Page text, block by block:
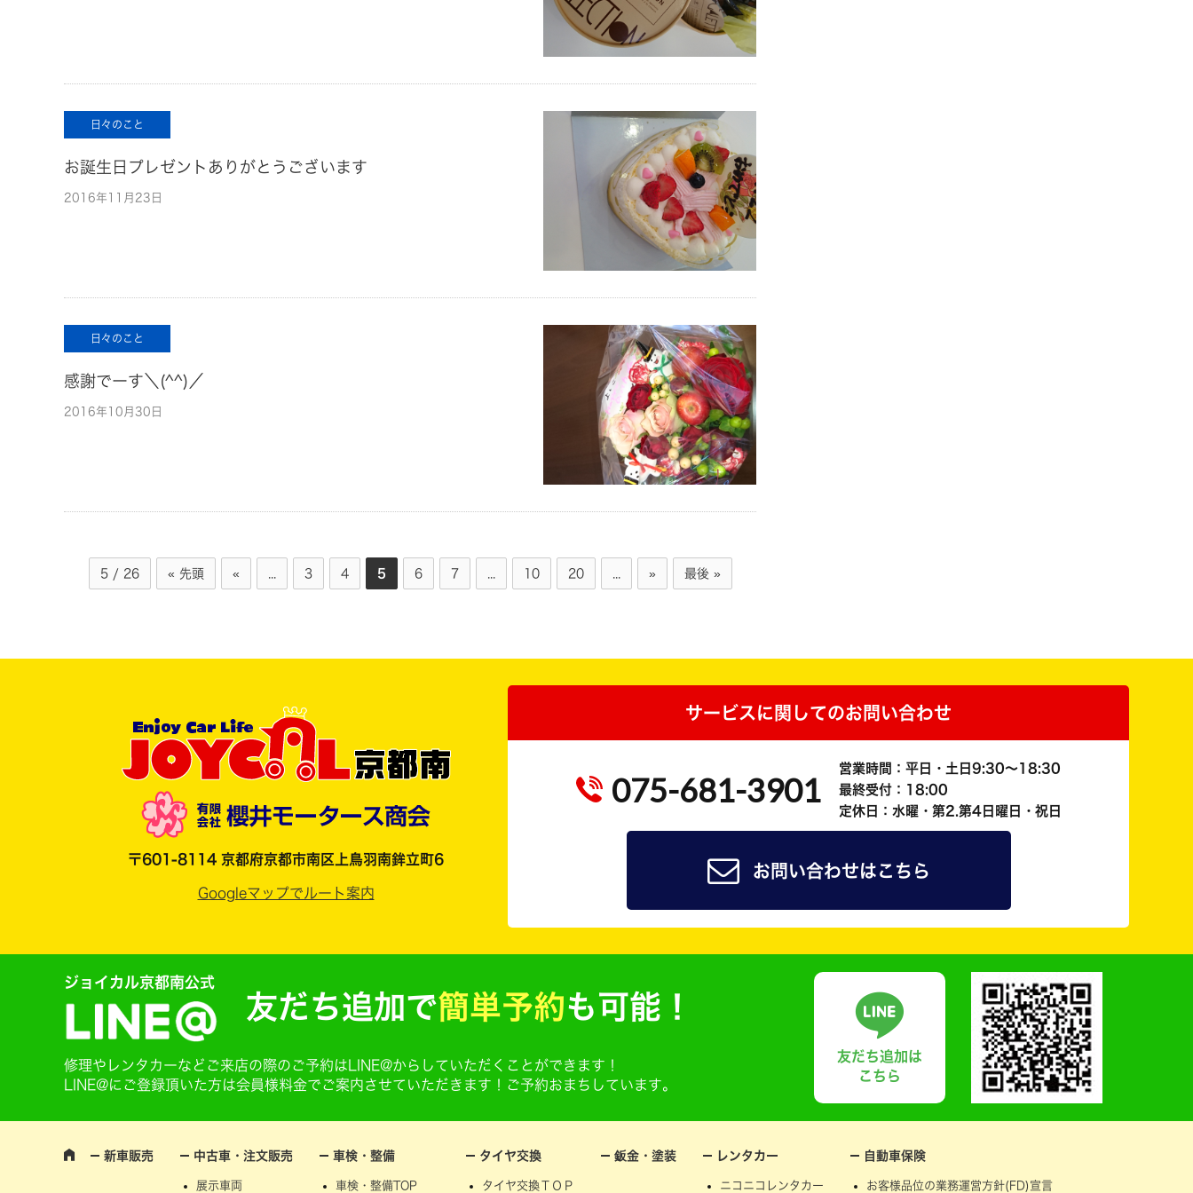
日々のこと
お誕生日プレゼントありがとうございます
2016年11月23日
日々のこと
感謝でーす＼(^^)／
2016年10月30日
5 / 26 « 先頭 « 3 4 5 6 7 10 20 » 最後 »
〒601-8114 京都府京都市南区上鳥羽南鉾立町6
Googleマップでルート案内
サービスに関してのお問い合わせ
075-681-3901
営業時間：平日・土日9:30～18:30
最終受付：18:00
定休日：水曜・第2.第4日曜日・祝日
お問い合わせはこちら
ジョイカル京都南公式
友だち追加で簡単予約も可能！
修理やレンタカーなどご来店の際のご予約はLINE@からしていただくことができます！
LINE@にご登録頂いた方は会員様料金でご案内させていただきます！ご予約おまちしています。
友だち追加は
こちら
新車販売 中古車・注文販売
展示車両
車検・整備
車検・整備TOP
タイヤ交換
タイヤ交換ＴＯＰ
鈑金・塗装 レンタカー
ニコニコレンタカー
自動車保険
お客様品位の業務運営方針(FD)宣言